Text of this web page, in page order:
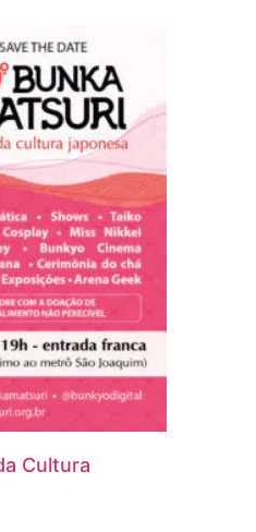
Cultura